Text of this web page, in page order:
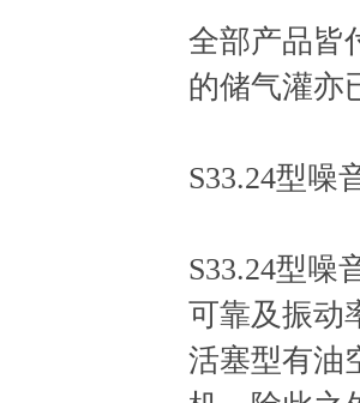
全部产品皆
的储气灌亦
S33.24型噪
S33.24型噪
可靠及振动
活塞型有油